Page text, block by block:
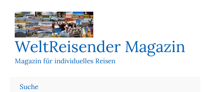
Inhalt
springen
WeltReisender Magazin
Magazin für individuelles Reisen
Suche